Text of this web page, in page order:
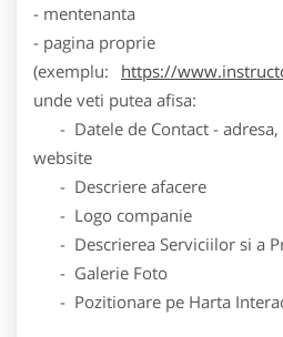
- mentenanta
- pagina proprie
(exemplu:
https://
unde veti putea afisa:
- Datele de Contact - adresa,
website
- Descriere afacere
- Logo companie
- Descrierea Serviciilor si a
- Galerie Foto
- Pozitionare pe Harta